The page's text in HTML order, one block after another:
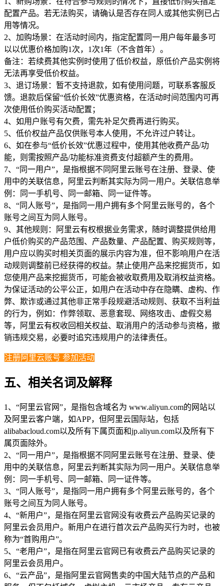
配置产品。若无法购买，请确认是否存在同人或其他实例已占
用等情况。
2、加购场景：在活动时间内，指定配置同一用户每年最多可
以以优惠价格加购1次，1次1年（不含首年）。
备注：若续费其他实例时使用了低价权益，原低价产品实例将
无法再享受低价权益。
3、退订场景：暂不支持退款，如有使用问题，可联系客服反
馈。退款后保留“低价长效”优惠资格，在活动时间范围内可再
次使用低价购买活动配置；
4、如用户账号有欠费，需先补足欠费再进行购买。
5、低价权益产品仅供账号本人使用，不允许过户转让。
6、如在参与“低价长效”优惠过程中，使用其他收费产品/功
能，则需按照产品/功能标准资费支付超额产生的费用。
7、“同一用户”，是指根据不同阿里云账号在注册、登录、使
用中的关联信息，阿里云判断其实际为同一用户。关联信息举
例：同一手机号、同一邮箱、同一证件等。
8、“同人账号”，是指同一用户拥有多个阿里云账号的，各个
账号之间互为同人账号。
9、其他规则：阿里云有权根据业务需求，随时调整提供给用
户低价购买的产品范围、产品数量、产品配置、购买规则等，
用户应以购买时相关页面的展示内容为准，但不影响用户在活
动规则调整前已经获得的权益。禁止使用产品来挖掘货币，如
您使用产品来挖掘货币，可能会被收取费用及取消权益资格。
为保证活动的公平公正，如用户在活动中存在隐瞒、虚构、作
弊、欺诈或通过其他非正常手段规避活动规则、获取不当利益
的行为，例如：作弊领取、恶意套现、网络攻击、虚假交易
等，阿里云有权收回相关权益、取消用户的活动参与资格，撤
销违规交易，必要时追究违规用户的法律责任。
注册阿里云账号 参加活动
五、相关名词及解释
1、“阿里云官网”，是指包含域名为 www.aliyun.com的网站以
及阿里云客户端，如APP，但阿里云国际站，包括
alibabacloud.com以及所有下属页面和jp.aliyun.com以及所有下
属页面除外。
2、“同一用户”，是指根据不同阿里云账号在注册、登录、使
用中的关联信息，阿里云判断其实际为同一用户。关联信息举
例：同一手机号、同一邮箱、同一证件等。
3、“同人账号”，是指同一用户拥有多个阿里云账号的，各个
账号之间互为同人账号。
4、“新用户”，是指在阿里云官网没有收费云产品购买记录的
阿里云会员用户。新用户在进行首次云产品购买行为时，也被
称为“首购用户”。
5、“老用户”，是指在阿里云官网已有收费云产品购买记录的
阿里云会员用户。
6、“云产品”，是指阿里云官网售卖的中国大陆节点的产品和